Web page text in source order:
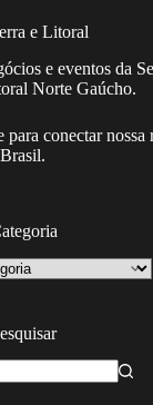
e Litoral
e eventos da
Norte Gaúcho.
conectar nossa